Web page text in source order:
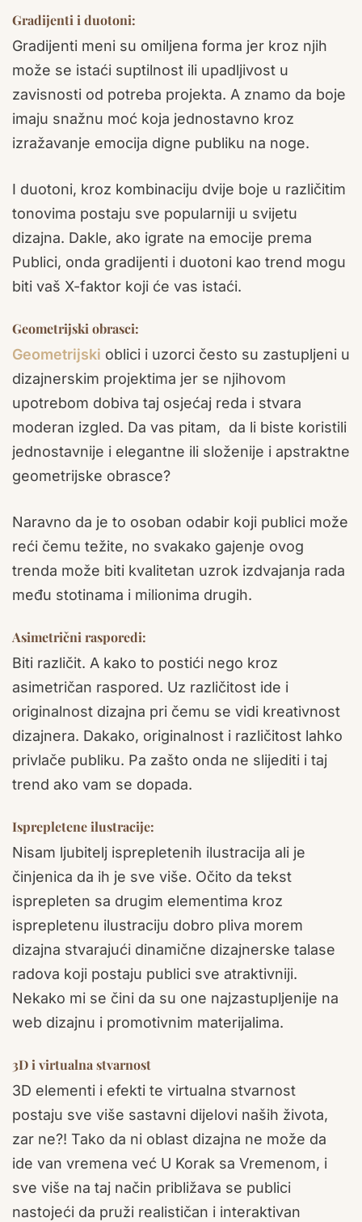
Gradijenti i duotoni:
Gradijenti meni su omiljena forma jer kroz njih
može se istaći suptilnost ili upadljivost u
zavisnosti od potreba projekta. A znamo da boje
imaju snažnu moć koja jednostavno kroz
izražavanje emocija digne publiku na noge.
I duotoni, kroz kombinaciju dvije boje u različitim
tonovima postaju sve popularniji u svijetu
dizajna. Dakle, ako igrate na emocije prema
Publici, onda gradijenti i duotoni kao trend mogu
biti vaš X-faktor koji će vas istaći.
Geometrijski obrasci:
Geometrijski oblici i uzorci često su zastupljeni u
dizajnerskim projektima jer se njihovom
upotrebom dobiva taj osjećaj reda i stvara
moderan izgled. Da vas pitam, da li biste koristili
jednostavnije i elegantne ili složenije i apstraktne
geometrijske obrasce?
Naravno da je to osoban odabir koji publici može
reći čemu težite, no svakako gajenje ovog
trenda može biti kvalitetan uzrok izdvajanja rada
među stotinama i milionima drugih.
Asimetrični rasporedi:
Biti različit. A kako to postići nego kroz
asimetričan raspored. Uz različitost ide i
originalnost dizajna pri čemu se vidi kreativnost
dizajnera. Dakako, originalnost i različitost lahko
privlače publiku. Pa zašto onda ne slijediti i taj
trend ako vam se dopada.
Isprepletene ilustracije:
Nisam ljubitelj isprepletenih ilustracija ali je
činjenica da ih je sve više. Očito da tekst
isprepleten sa drugim elementima kroz
isprepletenu ilustraciju dobro pliva morem
dizajna stvarajući dinamične dizajnerske talase
radova koji postaju publici sve atraktivniji.
Nekako mi se čini da su one najzastupljenije na
web dizajnu i promotivnim materijalima.
3D i virtualna stvarnost
3D elementi i efekti te virtualna stvarnost
postaju sve više sastavni dijelovi naših života,
zar ne?! Tako da ni oblast dizajna ne može da
ide van vremena već U Korak sa Vremenom, i
sve više na taj način približava se publici
nastojeći da pruži realističan i interaktivan